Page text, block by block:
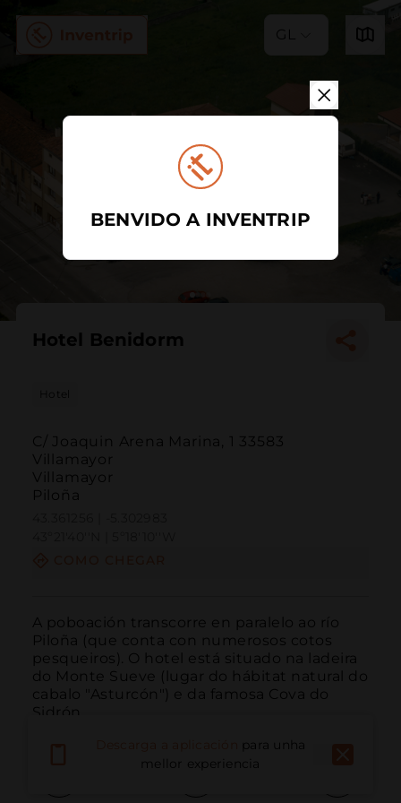
GL
Hotel Benidorm
Hotel
C/ Joaquin Arena Marina, 1 33583
Villamayor
Villamayor
Piloña
A poboación transcorre en paralelo ao río
Piloña (que conta con numerosos cotos
pesqueiros). O hotel está situado na ladeira
do Monte Sueve (lugar do hábitat natural do
cabalo "Asturcón") e da famosa Cova do
Sidrón.
para unha
mellor experiencia
BENVIDO A INVENTRIP